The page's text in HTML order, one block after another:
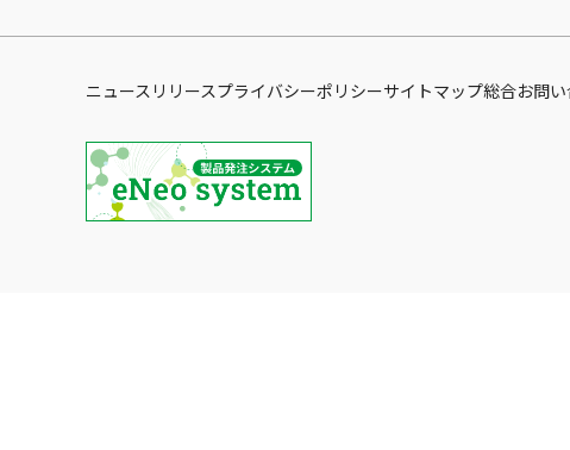
ニュースリリースプライバシーポリシーサイトマップ総合お問